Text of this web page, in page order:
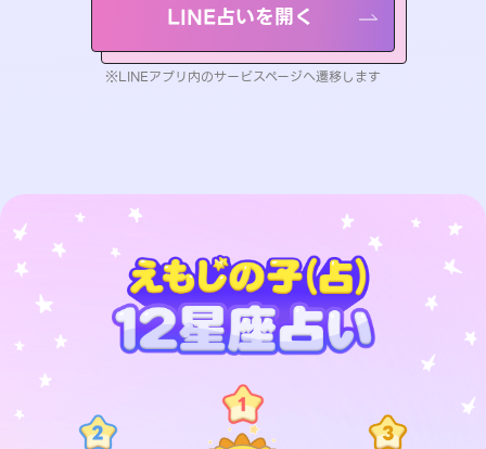
LINE占いを開く
※LINEアプリ内のサービスページへ遷移します